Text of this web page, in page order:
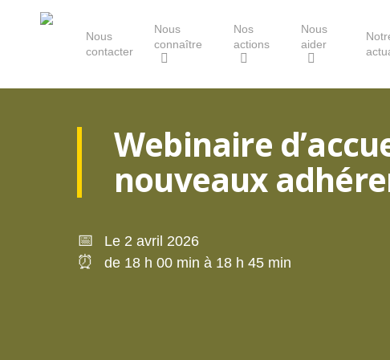
Nous
contacter
Nous
connaître
Breton
Nos
actions
Nous
aider
Webinaire
nouveaux
📅 Le 2 avril 2026
⏰ de 18 h 00 min à 18 h 45 min